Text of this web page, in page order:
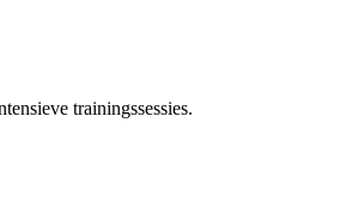
trainingssessies.